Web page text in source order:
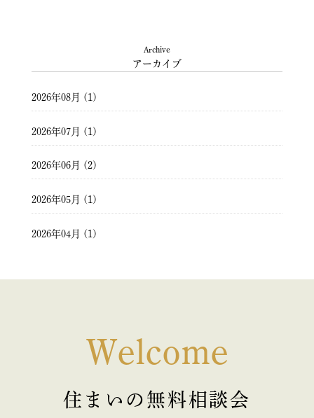
Archive
アーカイブ
2026年08月 (1)
2026年07月 (1)
2026年06月 (2)
2026年05月 (1)
2026年04月 (1)
2025年11月 (2)
Welcome
住まいの無料相談会